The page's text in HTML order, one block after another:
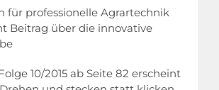
für professionelle Agrartechnik
Beitrag über die innovative
10/2015 ab Seite 82 erscheint